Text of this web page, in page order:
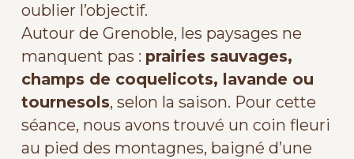
oublier l’objectif.
Autour de Grenoble, les paysages ne
manquent pas : prairies sauvages,
champs de coquelicots, lavande ou
tournesols, selon la saison. Pour cette
séance, nous avons trouvé un coin fleuri
au pied des montagnes, baigné d’une